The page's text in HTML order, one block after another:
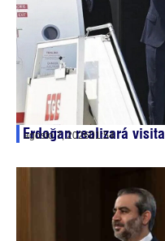
Erdoğan realizará
agosto 7, 202601:54